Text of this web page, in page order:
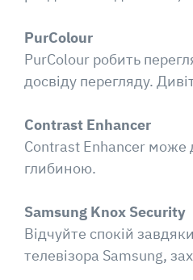
PurColour
PurColour робить
досвіду перегляду.
Contrast Enhancer
Contrast Enhancer може
глибиною.
Samsung Knox Security
Відчуйте спокій
телевізора Samsung,